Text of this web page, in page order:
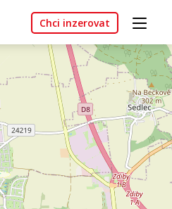
Chci inzerovat